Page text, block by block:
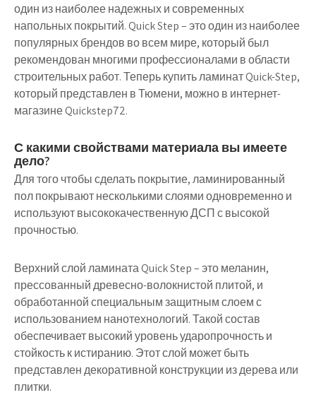
один из наиболее надежных и современных
напольных покрытий. Quick Step – это один из наиболее
популярных брендов во всем мире, который был
рекомендован многими профессионалами в области
строительных работ. Теперь купить ламинат Quick-Step,
который представлен в Тюмени, можно в интернет-
магазине Quickstep72.
С какими свойствами материала вы имеете
дело?
Для того чтобы сделать покрытие, ламинированный
пол покрывают несколькими слоями одновременно и
используют высококачественную ДСП с высокой
прочностью.
Верхний слой ламината Quick Step – это меланин,
прессованный древесно-волокнистой плитой, и
обработанной специальным защитным слоем с
использованием нанотехнологий. Такой состав
обеспечивает высокий уровень ударопрочность и
стойкость к истиранию. Этот слой может быть
представлен декоративной конструкции из дерева или
плитки.